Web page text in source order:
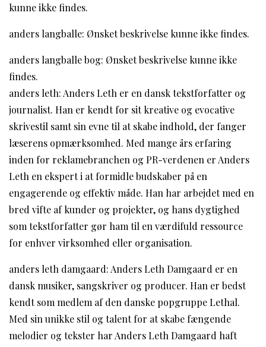
kunne ikke findes.
anders langballe: Ønsket beskrivelse kunne ikke findes.
anders langballe bog: Ønsket beskrivelse kunne ikke
findes.
anders leth: Anders Leth er en dansk tekstforfatter og
journalist. Han er kendt for sit kreative og evocative
skrivestil samt sin evne til at skabe indhold, der fanger
læserens opmærksomhed. Med mange års erfaring
inden for reklamebranchen og PR-verdenen er Anders
Leth en ekspert i at formidle budskaber på en
engagerende og effektiv måde. Han har arbejdet med en
bred vifte af kunder og projekter, og hans dygtighed
som tekstforfatter gør ham til en værdifuld ressource
for enhver virksomhed eller organisation.
anders leth damgaard: Anders Leth Damgaard er en
dansk musiker, sangskriver og producer. Han er bedst
kendt som medlem af den danske popgruppe Lethal.
Med sin unikke stil og talent for at skabe fængende
melodier og tekster har Anders Leth Damgaard haft